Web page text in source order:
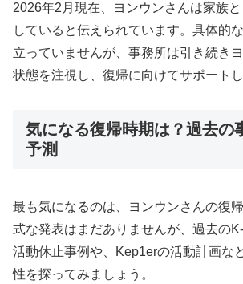
2026年2月現在、ヨンウンさんは家族
していると伝えられています。具体的
立っていませんが、事務所は引き続き
状態を注視し、復帰に向けてサポート
気になる復帰時期は？過去の
予測
最も気になるのは、ヨンウンさんの復
式な発表はまだありませんが、過去の
活動休止事例や、Kep1erの活動計画な
性を探ってみましょう。